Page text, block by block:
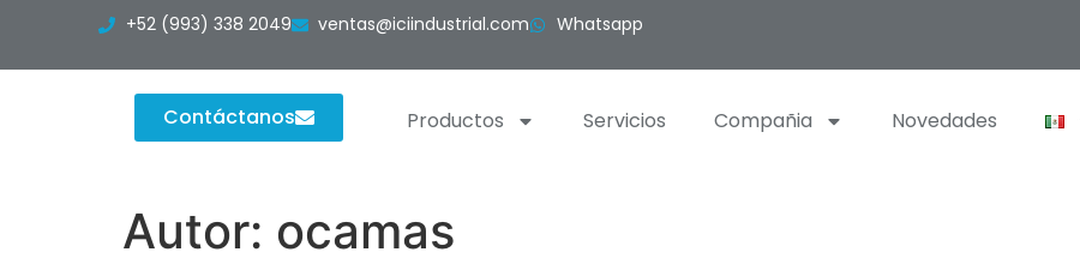
+52 (993) 338 2049 ventas@iciindustrial.com Whatsapp
Contáctanos Productos Servicios Compañia Novedades
Autor: ocamas